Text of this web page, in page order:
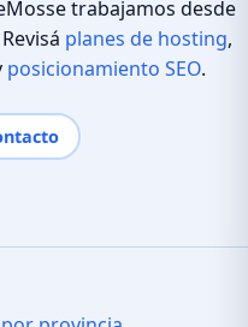
trabajamos desde
planes de hosting,
posicionamiento SEO.